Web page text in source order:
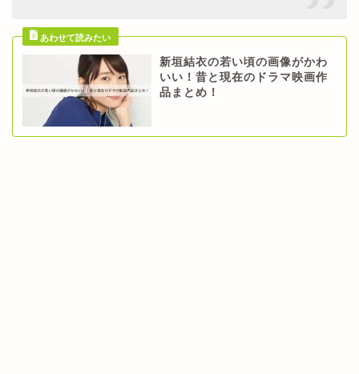
新垣結衣の若い頃の画像がかわ
いい！昔と現在のドラマ映画作
品まとめ！